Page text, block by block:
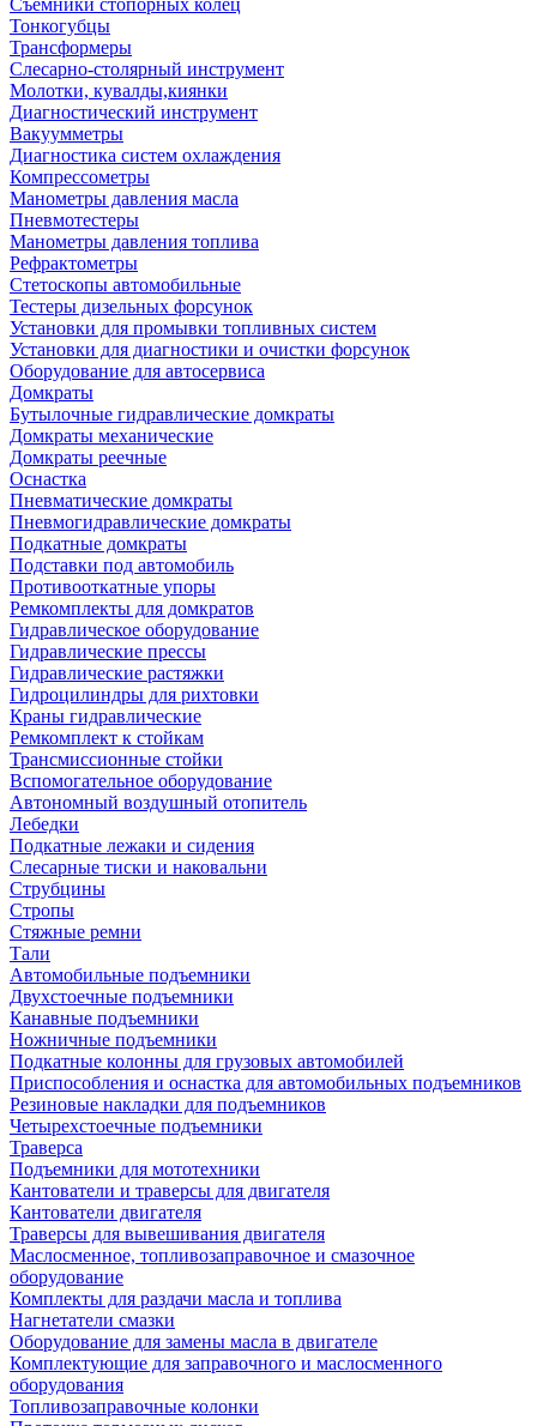
Съемники стопорных колец
Тонкогубцы
Трансформеры
Слесарно-столярный инструмент
Молотки, кувалды,киянки
Диагностический инструмент
Вакуумметры
Диагностика систем охлаждения
Компрессометры
Манометры давления масла
Пневмотестеры
Манометры давления топлива
Рефрактометры
Стетоскопы автомобильные
Тестеры дизельных форсунок
Установки для промывки топливных систем
Установки для диагностики и очистки форсунок
Оборудование для автосервиса
Домкраты
Бутылочные гидравлические домкраты
Домкраты механические
Домкраты реечные
Оснастка
Пневматические домкраты
Пневмогидравлические домкраты
Подкатные домкраты
Подставки под автомобиль
Противооткатные упоры
Ремкомплекты для домкратов
Гидравлическое оборудование
Гидравлические прессы
Гидравлические растяжки
Гидроцилиндры для рихтовки
Краны гидравлические
Ремкомплект к стойкам
Трансмиссионные стойки
Вспомогательное оборудование
Автономный воздушный отопитель
Лебедки
Подкатные лежаки и сидения
Слесарные тиски и наковальни
Струбцины
Стропы
Стяжные ремни
Тали
Автомобильные подъемники
Двухстоечные подъемники
Канавные подъемники
Ножничные подъемники
Подкатные колонны для грузовых автомобилей
Приспособления и оснастка для автомобильных подъемников
Резиновые накладки для подъемников
Четырехстоечные подъемники
Траверса
Подъемники для мототехники
Кантователи и траверсы для двигателя
Кантователи двигателя
Траверсы для вывешивания двигателя
Маслосменное, топливозаправочное и смазочное
оборудование
Комплекты для раздачи масла и топлива
Нагнетатели смазки
Оборудование для замены масла в двигателе
Комплектующие для заправочного и маслосменного
оборудования
Топливозаправочные колонки